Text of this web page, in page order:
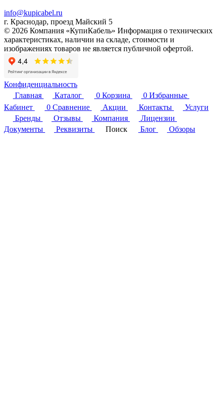
info@kupicabel.ru
г. Краснодар, проезд Майский 5
© 2026 Компания «КупиКабель» Информация о технических
характеристиках, наличии на складе, стоимости и
изображениях товаров не является публичной офертой.
Конфиденциальность
Главная
Каталог 0 Корзина 0 Избранные
Кабинет
0 Сравнение Акции Контакты
Услуги
Бренды
Отзывы Компания
Лицензии
Документы
Реквизиты Поиск Блог Обзоры